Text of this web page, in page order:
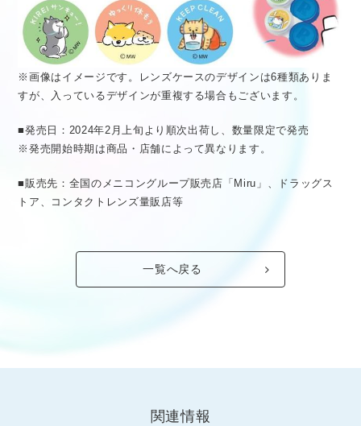
※画像はイメージです。レンズケースのデザインは6種類ありま
すが、入っているデザインが重複する場合もございます。
■発売日：2024年2月上旬より順次出荷し、数量限定で発売
※発売開始時期は商品・店舗によって異なります。
■販売先：全国のメニコングループ販売店「Miru」、ドラッグス
トア、コンタクトレンズ量販店等
一覧へ戻る
関連情報